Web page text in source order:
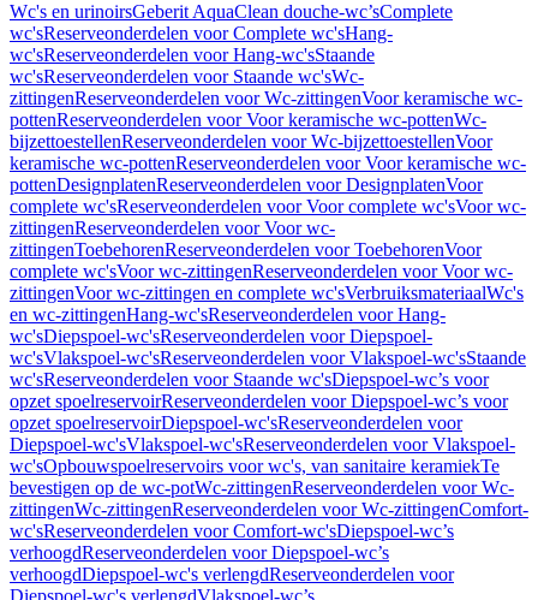
Wc's en urinoirsGeberit AquaClean douche-wc’sComplete
wc'sReserveonderdelen voor Complete wc'sHang-
wc'sReserveonderdelen voor Hang-wc'sStaande
wc'sReserveonderdelen voor Staande wc'sWc-
zittingenReserveonderdelen voor Wc-zittingenVoor keramische wc-
pottenReserveonderdelen voor Voor keramische wc-pottenWc-
bijzettoestellenReserveonderdelen voor Wc-bijzettoestellenVoor
keramische wc-pottenReserveonderdelen voor Voor keramische wc-
pottenDesignplatenReserveonderdelen voor DesignplatenVoor
complete wc'sReserveonderdelen voor Voor complete wc'sVoor wc-
zittingenReserveonderdelen voor Voor wc-
zittingenToebehorenReserveonderdelen voor ToebehorenVoor
complete wc'sVoor wc-zittingenReserveonderdelen voor Voor wc-
zittingenVoor wc-zittingen en complete wc'sVerbruiksmateriaalWc's
en wc-zittingenHang-wc'sReserveonderdelen voor Hang-
wc'sDiepspoel-wc'sReserveonderdelen voor Diepspoel-
wc'sVlakspoel-wc'sReserveonderdelen voor Vlakspoel-wc'sStaande
wc'sReserveonderdelen voor Staande wc'sDiepspoel-wc’s voor
opzet spoelreservoirReserveonderdelen voor Diepspoel-wc’s voor
opzet spoelreservoirDiepspoel-wc'sReserveonderdelen voor
Diepspoel-wc'sVlakspoel-wc'sReserveonderdelen voor Vlakspoel-
wc'sOpbouwspoelreservoirs voor wc's, van sanitaire keramiekTe
bevestigen op de wc-potWc-zittingenReserveonderdelen voor Wc-
zittingenWc-zittingenReserveonderdelen voor Wc-zittingenComfort-
wc'sReserveonderdelen voor Comfort-wc'sDiepspoel-wc’s
verhoogdReserveonderdelen voor Diepspoel-wc’s
verhoogdDiepspoel-wc's verlengdReserveonderdelen voor
Diepspoel-wc's verlengdVlakspoel-wc’s